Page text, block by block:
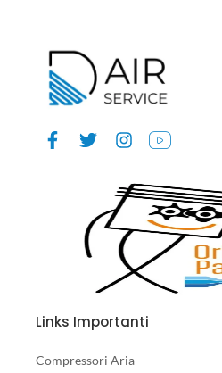
Links Importanti
Compressori Aria